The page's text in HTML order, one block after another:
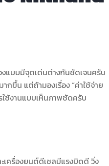
องแบบมีจุดเด่นต่างกันชัดเจนครับ
กขึ้น แต่ถ้ามองเรื่อง “ค่าใช้จ่าย
ใช้งานแบบเห็นภาพชัดครับ
เครื่องยนต์ดีเซลมีแรงบิดดี วิ่ง